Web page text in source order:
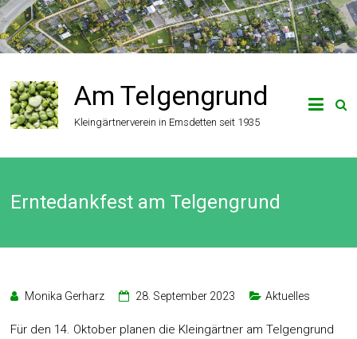
Zum
Inhalt
springen
Am Telgengrund
Kleingärtnerverein in Emsdetten seit 1935
Erntedankfest am Telgengrund
Monika Gerharz 28. September 2023 Aktuelles
Für den 14. Oktober planen die Kleingärtner am Telgengrund